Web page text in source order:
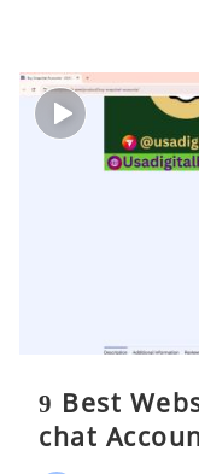
9 Best
chat